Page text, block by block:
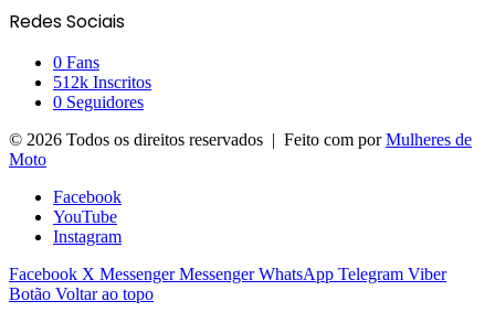
Redes Sociais
0 Fans
512k Inscritos
0 Seguidores
© 2026 Todos os direitos reservados | Feito com porMulheres de
Moto
Facebook
YouTube
Instagram
Facebook X Messenger Messenger WhatsApp Telegram Viber
Botão Voltar ao topo